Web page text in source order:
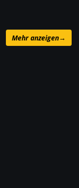
Mehr anzeigen→